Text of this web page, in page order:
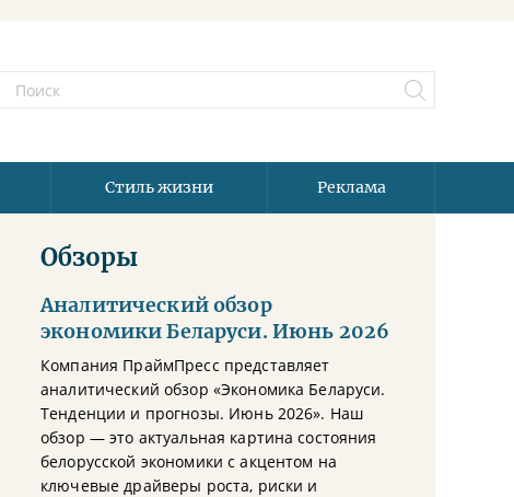
Стиль жизни Реклама
Обзоры
Аналитический обзор
экономики Беларуси. Июнь 2026
Компания ПраймПресс представляет
аналитический обзор «Экономика Беларуси.
Тенденции и прогнозы. Июнь 2026». Наш
обзор — это актуальная картина состояния
белорусской экономики с акцентом на
ключевые драйверы роста, риски и